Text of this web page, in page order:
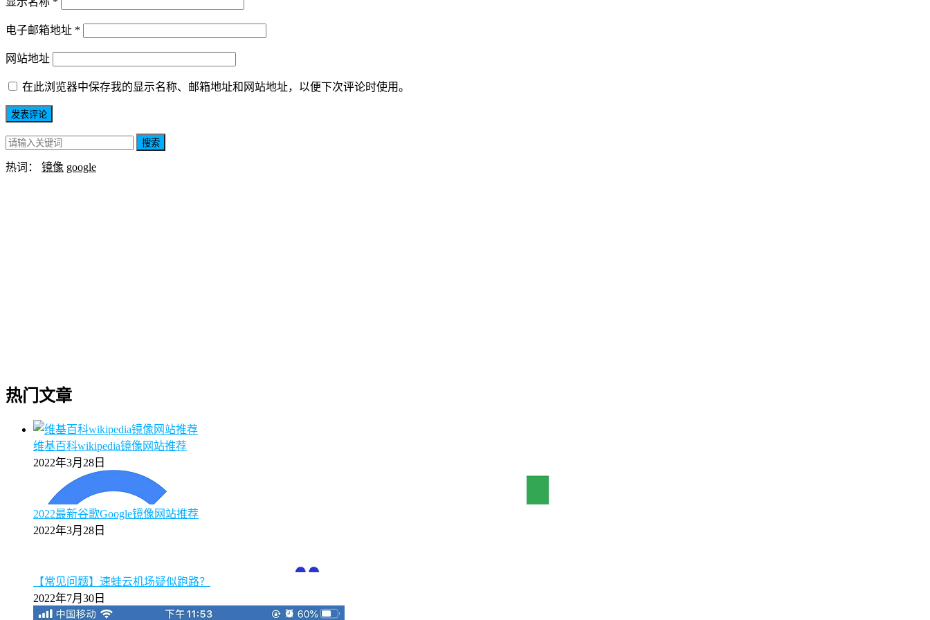
电子邮箱地址 *
网站地址
在此浏览器中保存我的显示名称、邮箱地址和网站地址，以便下次评论时使用。
搜索
热词： 镜像 google
热门文章
维基百科wikipedia镜像网站推荐
2022年3月28日
2022最新谷歌Google镜像网站推荐
2022年3月28日
【常见问题】速蛙云机场疑似跑路？
2022年7月30日